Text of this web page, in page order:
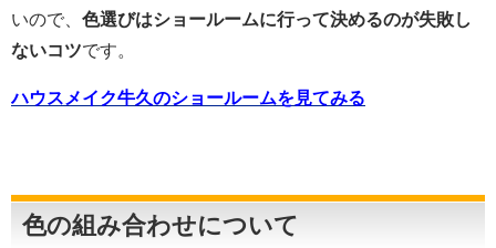
いので、 色選びはショールームに行って決めるのが失敗し
ないコツです。
ハウスメイク牛久のショールームを見てみる
色の組み合わせについて